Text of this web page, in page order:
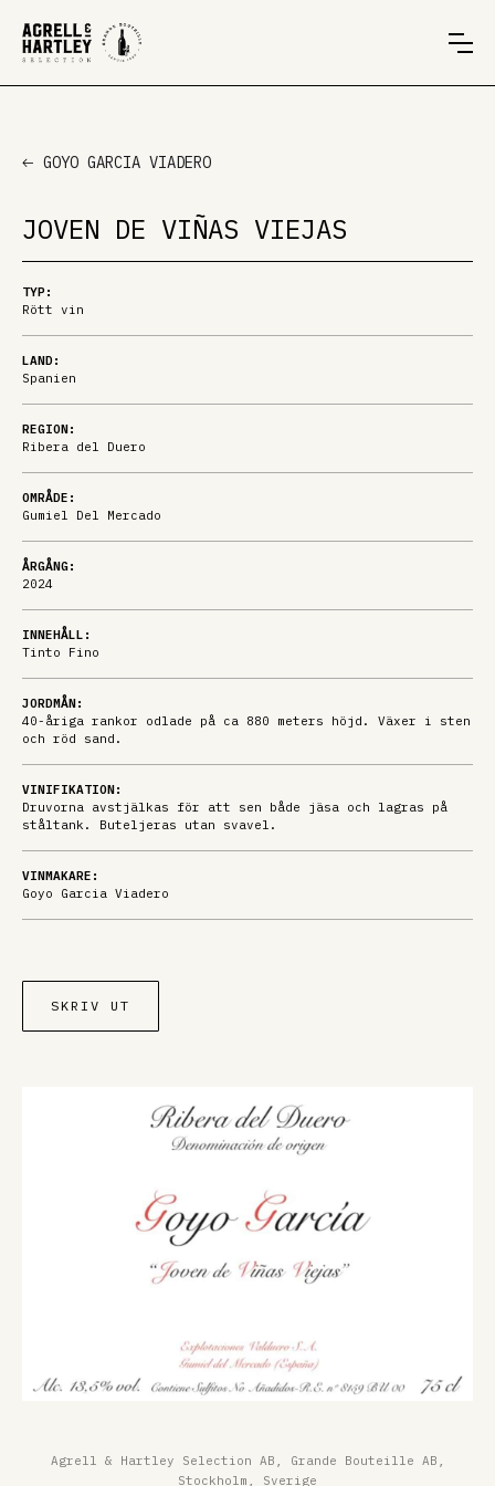
GOYO GARCIA VIADERO
JOVEN DE VIÑAS VIEJAS
TYP:
Rött vin
LAND:
Spanien
REGION:
Ribera del Duero
OMRÅDE:
Gumiel Del Mercado
ÅRGÅNG:
2024
INNEHÅLL:
Tinto Fino
JORDMÅN:
40-åriga rankor odlade på ca 880 meters höjd. Växer i sten
och röd sand.
VINIFIKATION:
Druvorna avstjälkas för att sen både jäsa och lagras på
ståltank. Buteljeras utan svavel.
VINMAKARE:
Goyo Garcia Viadero
SKRIV UT
Agrell & Hartley Selection AB, Grande Bouteille AB,
Stockholm, Sverige